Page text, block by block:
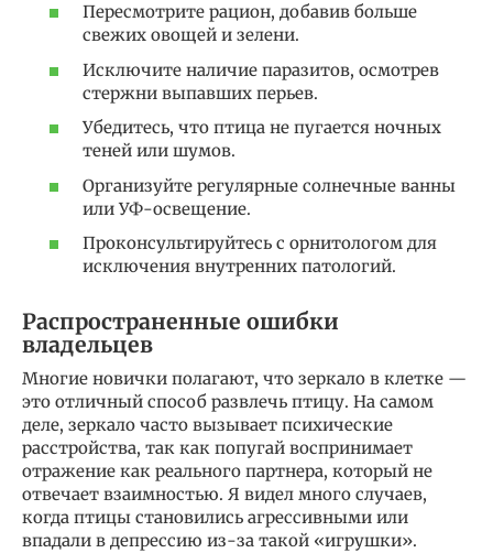
Пересмотрите рацион, добавив больше
свежих овощей и зелени.
Исключите наличие паразитов, осмотрев
стержни выпавших перьев.
Убедитесь, что птица не пугается ночных
теней или шумов.
Организуйте регулярные солнечные ванны
или УФ-освещение.
Проконсультируйтесь с орнитологом для
исключения внутренних патологий.
Распространенные ошибки
владельцев
Многие новички полагают, что зеркало в клетке —
это отличный способ развлечь птицу. На самом
деле, зеркало часто вызывает психические
расстройства, так как попугай воспринимает
отражение как реального партнера, который не
отвечает взаимностью. Я видел много случаев,
когда птицы становились агрессивными или
впадали в депрессию из-за такой «игрушки».